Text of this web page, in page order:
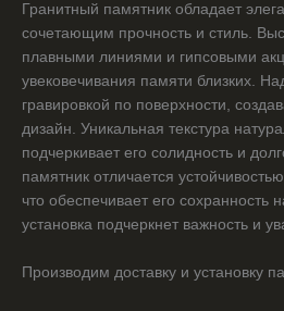
Гранитный памятник обладает
сочетающим прочность и стиль.
плавными линиями и гипсовыми
увековечивания памяти близких.
гравировкой по поверхности,
дизайн. Уникальная текстура
подчеркивает его солидность и
памятник отличается
что обеспечивает его сохранность
установка подчеркнет важность и
Производим доставку и установку